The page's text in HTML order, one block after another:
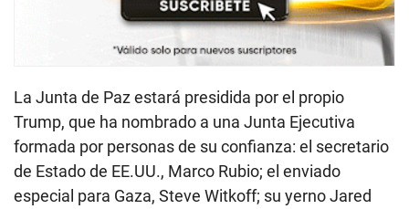
La Junta de Paz estará presidida por el propio
Trump, que ha nombrado a una Junta Ejecutiva
formada por personas de su confianza: el secretario
de Estado de EE.UU., Marco Rubio; el enviado
especial para Gaza, Steve Witkoff; su yerno Jared